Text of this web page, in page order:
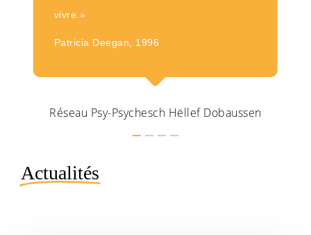
vivre.»
Patricia Deegan, 1996
Réseau Psy-Psychesch Hëllef Dobaussen
Actualités